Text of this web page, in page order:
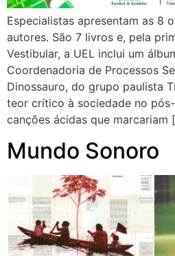
Especialistas apresentam as 8
autores. São 7 livros e, pela
Vestibular, a UEL inclui um
Coordenadoria de Processos
Dinossauro, do grupo paulista
teor crítico à sociedade no
canções ácidas que marcariam
Mundo Sonoro